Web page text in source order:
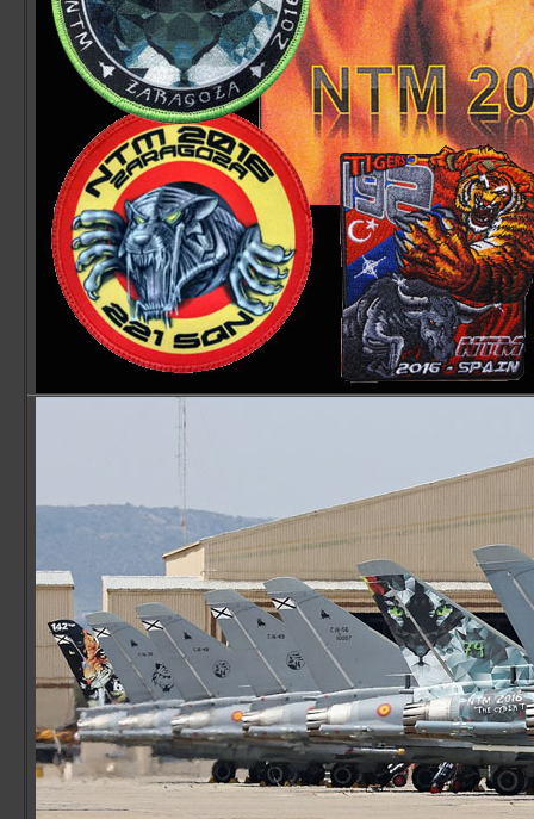
61° Stormo
70° Stormo
72° Stormo
1° RMV
3° RMV
10° RMV
CAE MC
Accademia Aeronautica
CSAM/3ªRA
Marina Militare overviewItalian Navy
MariSTaeli Catania
MariSTaer Grottaglie
MariSTaeli Luni
Guardia Costiera overviewItalian Coast Guard
Base Aerea Catania
Base Aerea Luni
Base Aerea Pescara
Guardia di Finanza overview
Italian Custom Police
ReTLA Aereo
Gruppo Esplorazione Aeromarittima
Sezione Aerea Bolzano
Sezione Aerea di Manovra Catania
Sezione Aerea Genova
Sezione Aerea Lamezia Terme
Sezione Aerea Napoli
Sezione Aerea Palermo
Sezione Aerea di Manovra Pisa
Sezione Aerea Pratica di Mare
Sezione Aerea Rimini
Sezione Aerea Venezia
Sezione Aerea Venegono